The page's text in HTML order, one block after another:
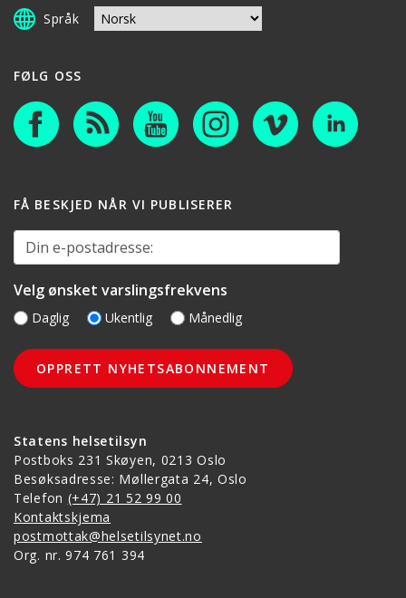
Språk
Statens helsetilsyn
Postboks 231 Skøyen, 0213 Oslo
Besøksadresse: Møllergata 24, Oslo
Telefon (+47) 21 52 99 00
Kontaktskjema
postmottak@helsetilsynet.no
Org. nr. 974 761 394
FØLG OSS
FÅ BESKJED NÅR VI PUBLISERER
Din e-postadresse:
Velg ønsket varslingsfrekvens
Daglig Ukentlig Månedlig